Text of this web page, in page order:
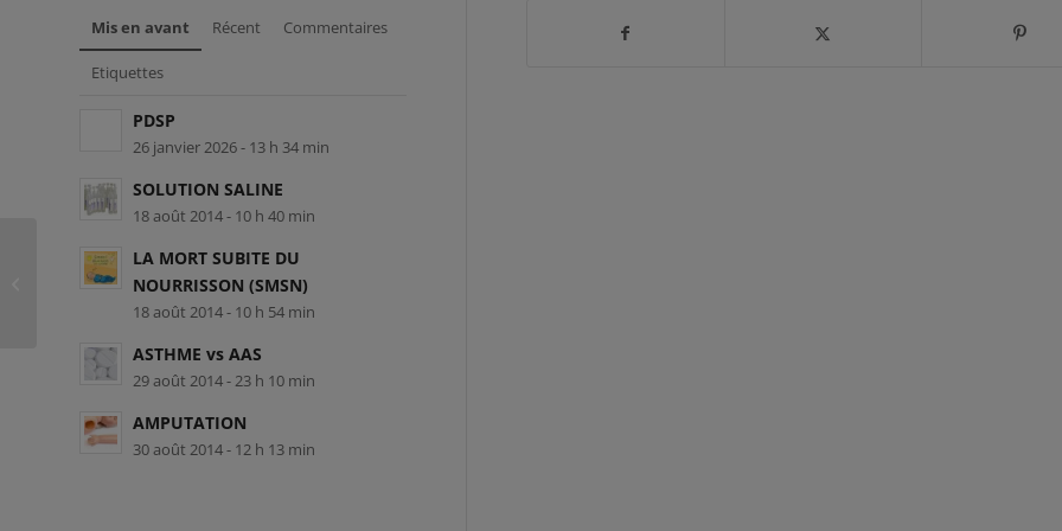
Mis en avant Récent Commentaires
Etiquettes
PDSP
26 janvier 2026 - 13 h 34 min
SOLUTION SALINE
18 août 2014 - 10 h 40 min
LA MORT SUBITE DU
NOURRISSON (SMSN)
18 août 2014 - 10 h 54 min
ASTHME vs AAS
29 août 2014 - 23 h 10 min
AMPUTATION
30 août 2014 - 12 h 13 min
SMG-L-99313 – Karine Breton